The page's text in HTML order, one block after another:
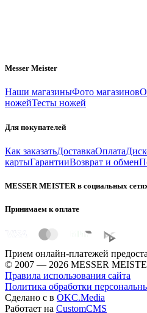
Messer Meister
Наши магазиныФото магазиновО
ножейТесты ножей
Для покупателей
Как заказатьДоставкаОплата
картыГарантииВозврат и обмен
MESSER MEISTER в социальных
Принимаем к оплате
Прием онлайн-платежей
© 2007 — 2026 MESSER
Правила использования сайта
Политика обработки
Сделано с в OKC.Media
Работает на CustomCMS